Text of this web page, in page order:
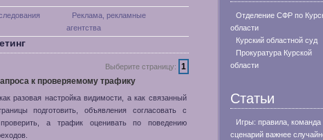
Реклама, рекламные
агентства
Выберите страницу: 1
к проверяемому трафику
разовая настройка видимости, а как связанный
подготовить, объявления согласовать с
а трафик оценивать по поведению
Отделение СФР по
области
Курский областной суд
Прокуратура Курской
области
Статьи
Игры: правила, команда
сценарий важнее